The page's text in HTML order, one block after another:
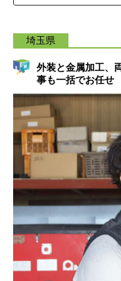
埼玉県
外装と金属加工、
事も一括でお任せ